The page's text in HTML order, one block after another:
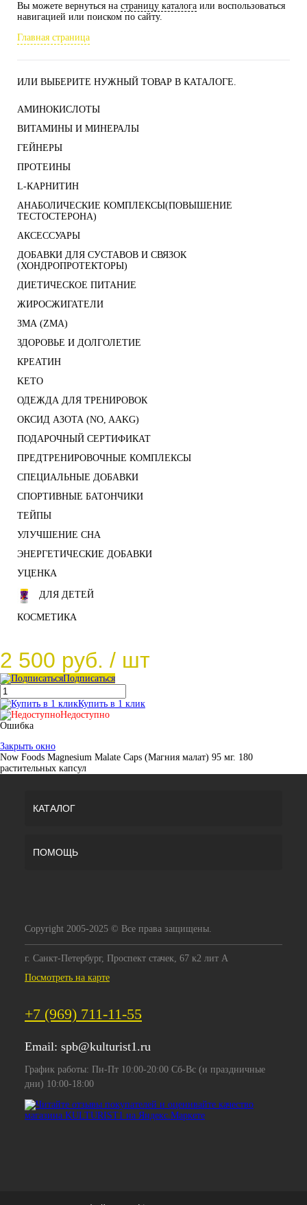
Вы можете вернуться на страницу каталога или воспользоваться
навигацией или поиском по сайту.
Главная страница
ИЛИ ВЫБЕРИТЕ НУЖНЫЙ ТОВАР В КАТАЛОГЕ.
АМИНОКИСЛОТЫ
ВИТАМИНЫ И МИНЕРАЛЫ
ГЕЙНЕРЫ
ПРОТЕИНЫ
L-КАРНИТИН
АНАБОЛИЧЕСКИЕ КОМПЛЕКСЫ(ПОВЫШЕНИЕ
ТЕСТОСТЕРОНА)
АКСЕССУАРЫ
ДОБАВКИ ДЛЯ СУСТАВОВ И СВЯЗОК
(ХОНДРОПРОТЕКТОРЫ)
ДИЕТИЧЕСКОЕ ПИТАНИЕ
ЖИРОСЖИГАТЕЛИ
ЗМА (ZMA)
ЗДОРОВЬЕ И ДОЛГОЛЕТИЕ
КРЕАТИН
KETO
ОДЕЖДА ДЛЯ ТРЕНИРОВОК
ОКСИД АЗОТА (NO, AAKG)
ПОДАРОЧНЫЙ СЕРТИФИКАТ
ПРЕДТРЕНИРОВОЧНЫЕ КОМПЛЕКСЫ
СПЕЦИАЛЬНЫЕ ДОБАВКИ
СПОРТИВНЫЕ БАТОНЧИКИ
ТЕЙПЫ
УЛУЧШЕНИЕ СНА
ЭНЕРГЕТИЧЕСКИЕ ДОБАВКИ
УЦЕНКА
ДЛЯ ДЕТЕЙ
КОСМЕТИКА
2 500 руб. / шт
Подписаться
Купить в 1 клик
Недоступно
Ошибка
Закрыть окно
Now Foods Magnesium Malate Caps (Магния малат) 95 мг. 180
растительных капсул
КАТАЛОГ
ПОМОЩЬ
Copyright 2005-2025 © Все права защищены.
г. Санкт-Петербург, Проспект стачек, 67 к2 лит А
Посмотреть на карте
+7 (969) 711-11-55
Email: spb@kulturist1.ru
График работы: Пн-Пт 10:00-20:00 Сб-Вс (и праздничные
дни) 10:00-18:00